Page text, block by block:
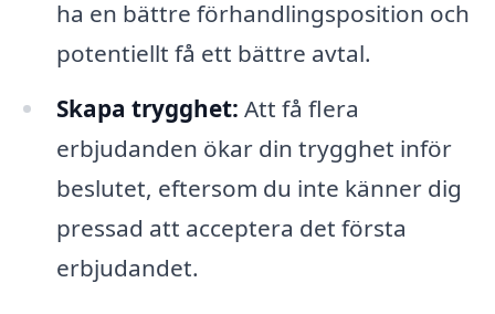
ha en bättre förhandlingsposition och
potentiellt få ett bättre avtal.
Skapa trygghet: Att få flera
erbjudanden ökar din trygghet inför
beslutet, eftersom du inte känner dig
pressad att acceptera det första
erbjudandet.